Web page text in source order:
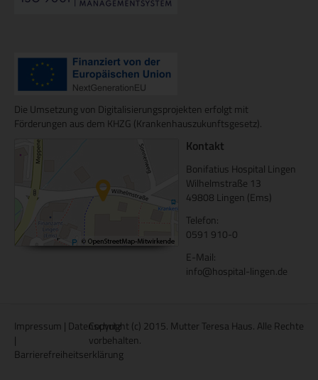
Die Umsetzung von Digitalisierungsprojekten erfolgt mit
Förderungen aus dem KHZG (Krankenhauszukunftsgesetz).
Kontakt
Bonifatius Hospital Lingen
Wilhelmstraße 13
49808 Lingen (Ems)
Telefon:
0591 910-0
E-Mail:
info@hospital-lingen.de
Impressum | Datenschutz
|
Barrierefreiheitserklärung
Copyright (c) 2015. Mutter Teresa Haus. Alle Rechte
vorbehalten.